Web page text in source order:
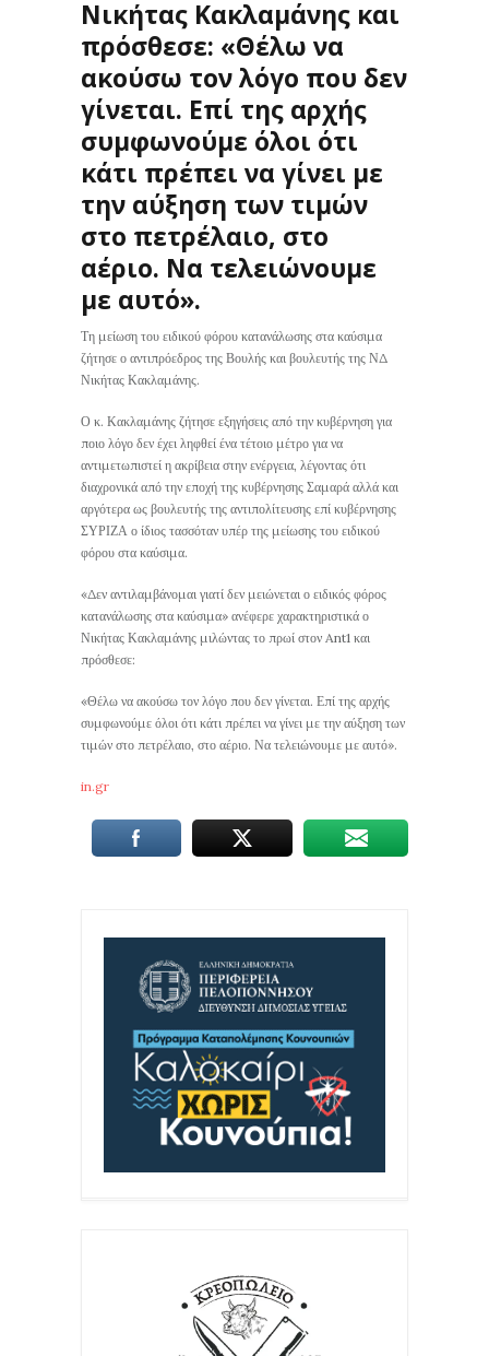
Νικήτας Κακλαμάνης και
πρόσθεσε: «Θέλω να
ακούσω τον λόγο που δεν
γίνεται. Επί της αρχής
συμφωνούμε όλοι ότι
κάτι πρέπει να γίνει με
την αύξηση των τιμών
στο πετρέλαιο, στο
αέριο. Να τελειώνουμε
με αυτό».
Τη μείωση του ειδικού φόρου κατανάλωσης στα καύσιμα
ζήτησε ο αντιπρόεδρος της Βουλής και βουλευτής της ΝΔ
Νικήτας Κακλαμάνης.
Ο κ. Κακλαμάνης ζήτησε εξηγήσεις από την κυβέρνηση για
ποιο λόγο δεν έχει ληφθεί ένα τέτοιο μέτρο για να
αντιμετωπιστεί η ακρίβεια στην ενέργεια, λέγοντας ότι
διαχρονικά από την εποχή της κυβέρνησης Σαμαρά αλλά και
αργότερα ως βουλευτής της αντιπολίτευσης επί κυβέρνησης
ΣΥΡΙΖΑ ο ίδιος τασσόταν υπέρ της μείωσης του ειδικού
φόρου στα καύσιμα.
«Δεν αντιλαμβάνομαι γιατί δεν μειώνεται ο ειδικός φόρος
κατανάλωσης στα καύσιμα» ανέφερε χαρακτηριστικά ο
Νικήτας Κακλαμάνης μιλώντας το πρωί στον Ant1 και
πρόσθεσε:
«Θέλω να ακούσω τον λόγο που δεν γίνεται. Επί της αρχής
συμφωνούμε όλοι ότι κάτι πρέπει να γίνει με την αύξηση των
τιμών στο πετρέλαιο, στο αέριο. Να τελειώνουμε με αυτό».
in.gr